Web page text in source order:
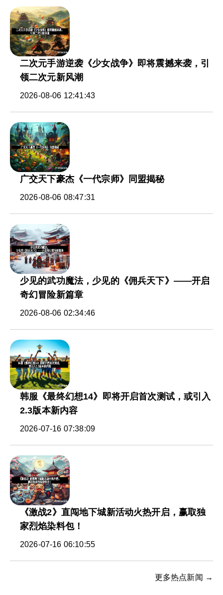
二次元手游逆袭《少女战争》即将震撼来袭，引
领二次元新风潮
2026-08-06 12:41:43
广交天下豪杰《一代宗师》同盟揭秘
2026-08-06 08:47:31
少见的武功魔法，少见的《佣兵天下》——开启
奇幻冒险新篇章
2026-08-06 02:34:46
韩服《最终幻想14》即将开启首次测试，或引入
2.3版本新内容
2026-07-16 07:38:09
《激战2》直闯地下城新活动火热开启，赢取独
家烈焰染料包！
2026-07-16 06:10:55
更多热点新闻 →